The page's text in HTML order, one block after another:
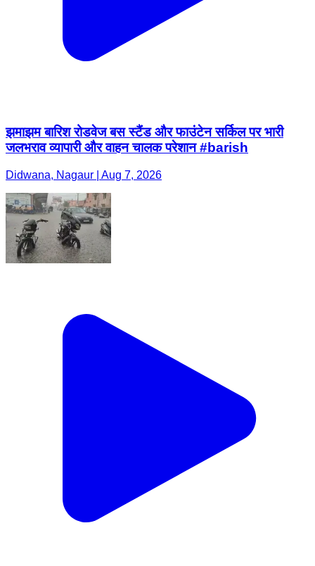
झमाझम बारिश रोडवेज बस स्टैंड और फाउंटेन सर्किल पर भारी
जलभराव व्यापारी और वाहन चालक परेशान #barish
Didwana, Nagaur | Aug 7, 2026